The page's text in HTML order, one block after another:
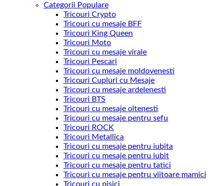
Categorii Populare
Tricouri Crypto
Tricouri cu mesaje BFF
Tricouri King Queen
Tricouri Moto
Tricouri cu mesaje virale
Tricouri Pescari
Tricouri cu mesaje moldovenesti
Tricouri Cupluri cu Mesaje
Tricouri cu mesaje ardelenesti
Tricouri BTS
Tricouri cu mesaje oltenesti
Tricouri cu mesaje pentru sefu
Tricouri ROCK
Tricouri Metallica
Tricouri cu mesaje pentru iubita
Tricouri cu mesaje pentru iubit
Tricouri cu mesaje pentru tatici
Tricouri cu mesaje pentru viitoare mamici
Tricouri cu pisici